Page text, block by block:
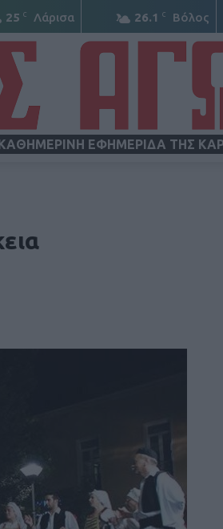
25 C Λάρισα 26.1 C Βόλος
ΕΦΗΜΕΡΙΔΑ ΤΗΣ